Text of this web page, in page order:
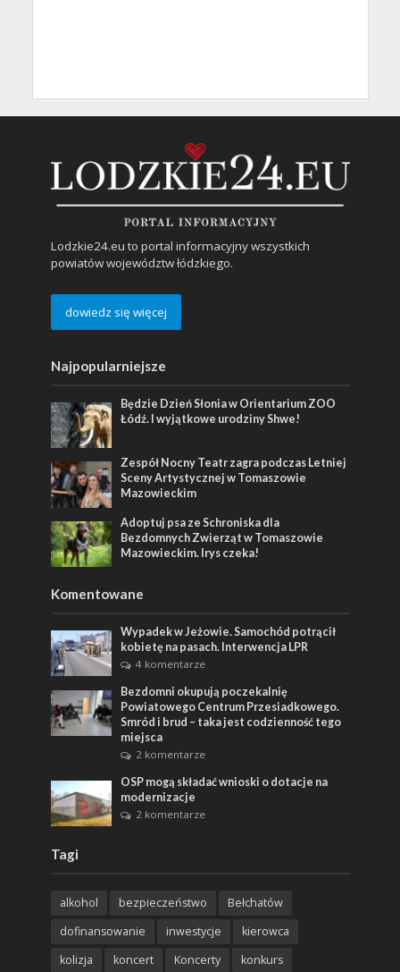
Lodzkie24.eu to portal informacyjny wszystkich
powiatów województw łódzkiego.
dowiedz się więcej
Najpopularniejsze
Będzie Dzień Słonia w Orientarium ZOO
Łódź. I wyjątkowe urodziny Shwe!
Zespół Nocny Teatr zagra podczas Letniej
Sceny Artystycznej w Tomaszowie
Mazowieckim
Adoptuj psa ze Schroniska dla
Bezdomnych Zwierząt w Tomaszowie
Mazowieckim. Irys czeka!
Komentowane
Wypadek w Jeżowie. Samochód potrącił
kobietę na pasach. Interwencja LPR
4 komentarze
Bezdomni okupują poczekalnię
Powiatowego Centrum Przesiadkowego.
Smród i brud – taka jest codzienność tego
miejsca
2 komentarze
OSP mogą składać wnioski o dotacje na
modernizacje
2 komentarze
Tagi
alkohol bezpieczeństwo
Bełchatów
dofinansowanie
inwestycje
kierowca
kolizja
koncert Koncerty
konkurs